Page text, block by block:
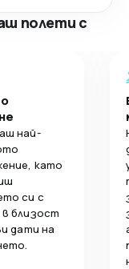
полети с
най-
като
си с
близост
дати на